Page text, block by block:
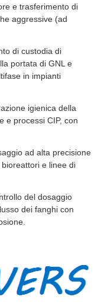
e trasferimento di
aggressive (ad
di custodia di
portata di GNL e
in impianti
igienica della
e processi CIP, con
ad alta precisione
e linee di
del dosaggio
dei fanghi con